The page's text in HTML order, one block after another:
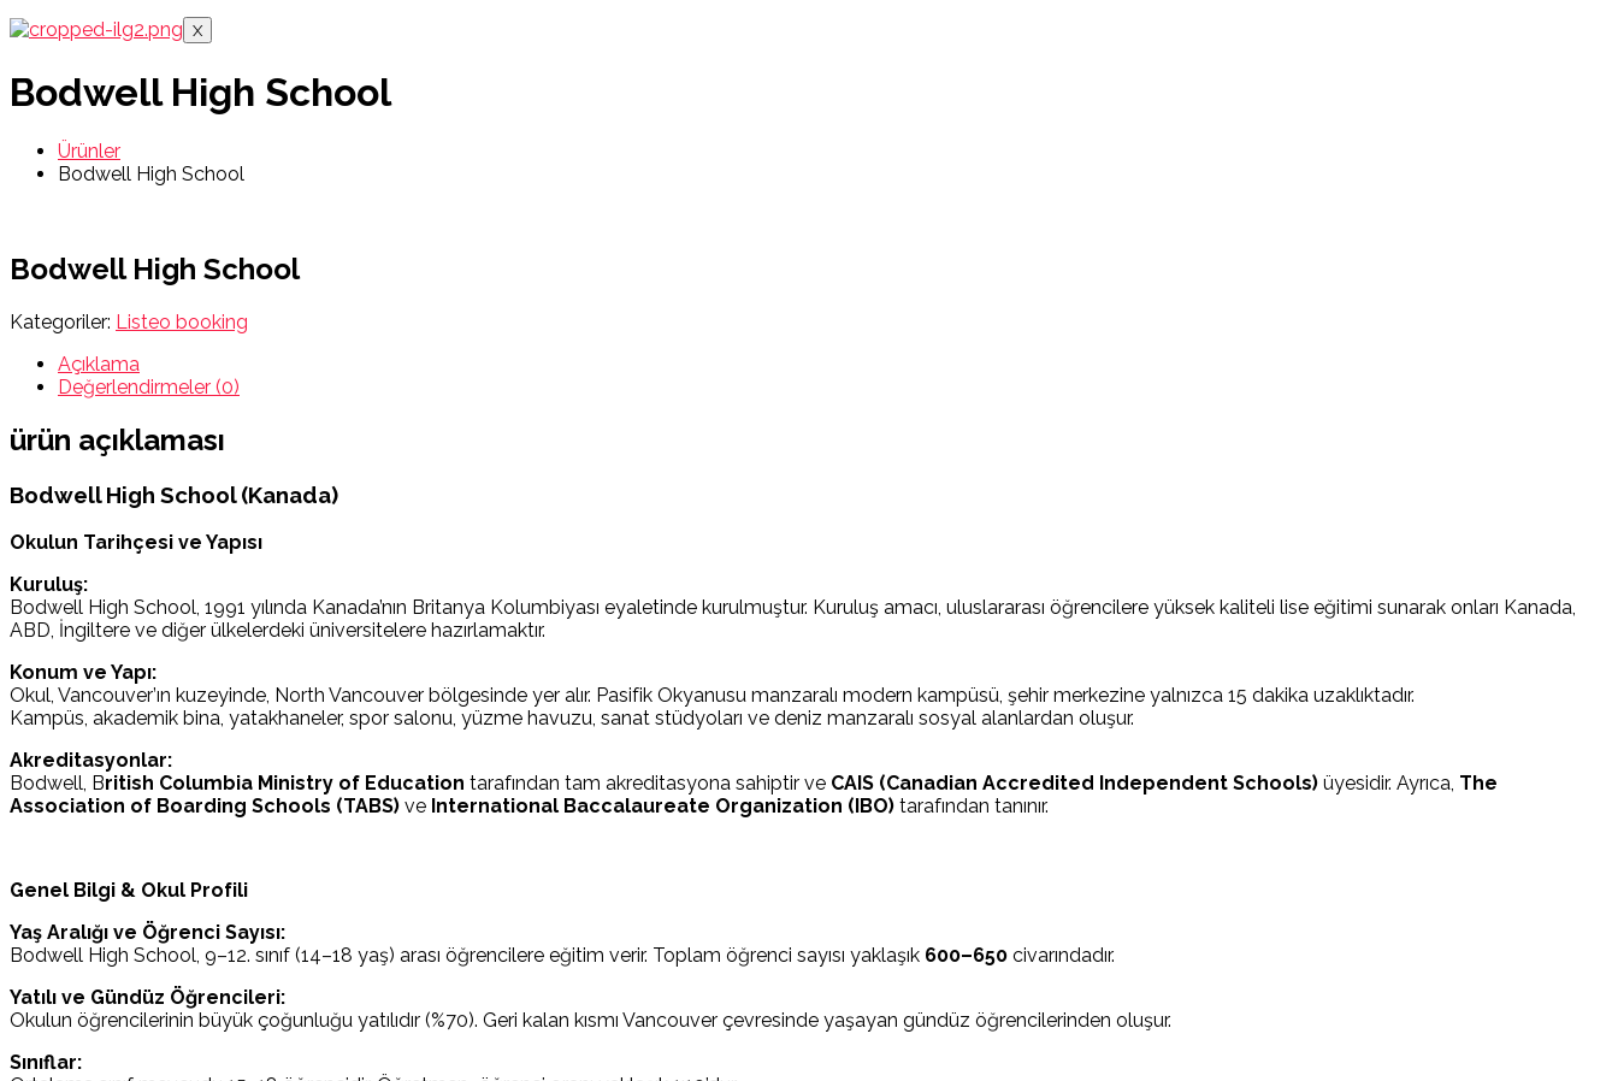
X
Bodwell High School
Ürünler
Bodwell High School
Bodwell High School
Kategoriler: Listeo booking
Açıklama
Değerlendirmeler (0)
ürün açıklaması
Bodwell High School (Kanada)
Okulun Tarihçesi ve Yapısı
Kuruluş:
Bodwell High School, 1991 yılında Kanada’nın Britanya Kolumbiyası eyaletinde kurulmuştur. Kuruluş amacı, uluslararası öğrencilere yüksek kaliteli lise eğitimi sunarak onları Kanada,
ABD, İngiltere ve diğer ülkelerdeki üniversitelere hazırlamaktır.
Konum ve Yapı:
Okul, Vancouver’ın kuzeyinde, North Vancouver bölgesinde yer alır. Pasifik Okyanusu manzaralı modern kampüsü, şehir merkezine yalnızca 15 dakika uzaklıktadır.
Kampüs, akademik bina, yatakhaneler, spor salonu, yüzme havuzu, sanat stüdyoları ve deniz manzaralı sosyal alanlardan oluşur.
Akreditasyonlar:
Bodwell, British Columbia Ministry of Education tarafından tam akreditasyona sahiptir ve CAIS (Canadian Accredited Independent Schools) üyesidir. Ayrıca, The
Association of Boarding Schools (TABS) ve International Baccalaureate Organization (IBO) tarafından tanınır.
Genel Bilgi & Okul Profili
Yaş Aralığı ve Öğrenci Sayısı:
Bodwell High School, 9–12. sınıf (14–18 yaş) arası öğrencilere eğitim verir. Toplam öğrenci sayısı yaklaşık 600–650 civarındadır.
Yatılı ve Gündüz Öğrencileri:
Okulun öğrencilerinin büyük çoğunluğu yatılıdır (%70). Geri kalan kısmı Vancouver çevresinde yaşayan gündüz öğrencilerinden oluşur.
Sınıflar: